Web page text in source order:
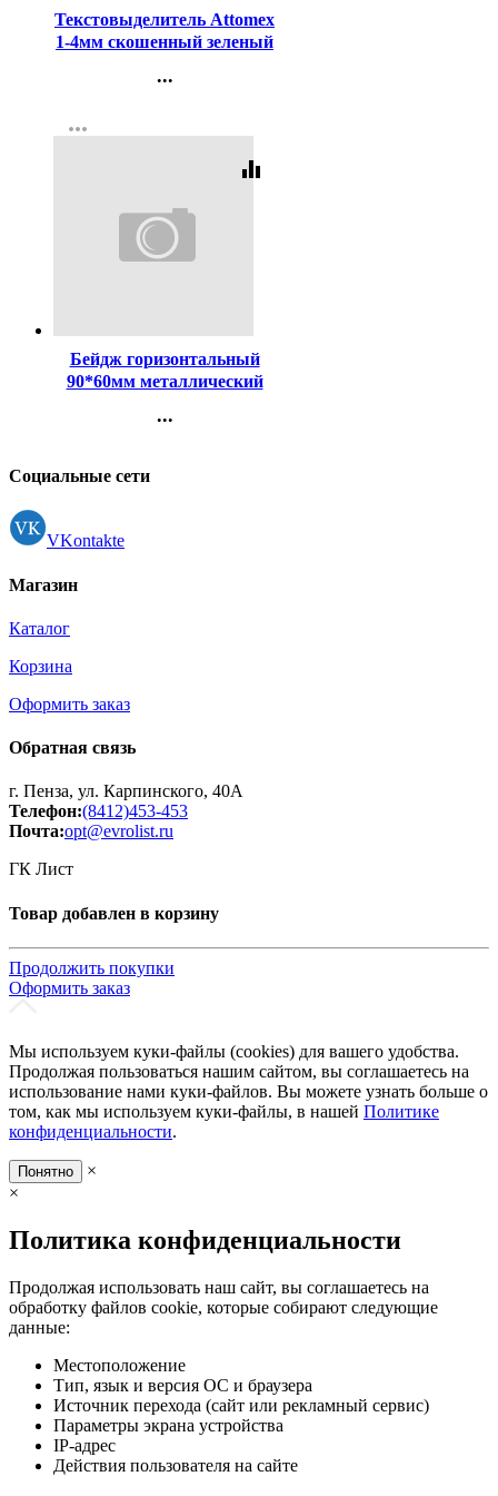
Текстовыделитель Attomex
1-4мм скошенный зеленый
...
Регистрация
more_horiz
equalizer
Бейдж горизонтальный
90*60мм металлический
арт.4010300/МС-25
...
Регистрация
Социальные сети
VKontakte
Магазин
Каталог
Корзина
Оформить заказ
Обратная связь
г. Пенза, ул. Карпинского, 40А
Телефон:(8412)453-453
Почта:opt@evrolist.ru
ГК Лист
Товар добавлен в корзину
Продолжить покупки
Оформить заказ
Мы используем куки-файлы (cookies) для вашего удобства.
Продолжая пользоваться нашим сайтом, вы соглашаетесь на
использование нами куки-файлов. Вы можете узнать больше о
том, как мы используем куки-файлы, в нашей Политике
конфиденциальности.
Понятно
×
×
Политика конфиденциальности
Продолжая использовать наш сайт, вы соглашаетесь на
обработку файлов cookie, которые собирают следующие
данные:
Местоположение
Тип, язык и версия ОС и браузера
Источник перехода (сайт или рекламный сервис)
Параметры экрана устройства
IP-адрес
Действия пользователя на сайте